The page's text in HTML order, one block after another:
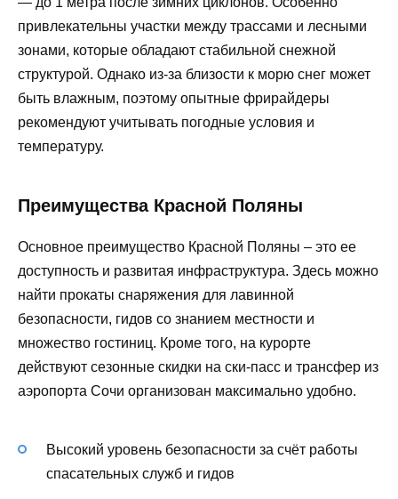
привлекательны участки между трассами и лесными
зонами, которые обладают стабильной снежной
структурой. Однако из-за близости к морю снег может
быть влажным, поэтому опытные фрирайдеры
рекомендуют учитывать погодные условия и
температуру.
Преимущества Красной Поляны
Основное преимущество Красной Поляны – это ее
доступность и развитая инфраструктура. Здесь можно
найти прокаты снаряжения для лавинной
безопасности, гидов со знанием местности и
множество гостиниц. Кроме того, на курорте
действуют сезонные скидки на ски-пасс и трансфер из
аэропорта Сочи организован максимально удобно.
Высокий уровень безопасности за счёт работы
спасательных служб и гидов